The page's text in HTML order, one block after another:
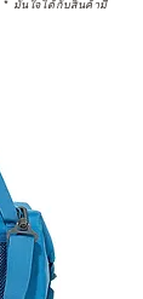
* มั่นใจได้กับสินค้ามี